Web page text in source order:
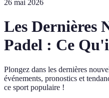
26 mai 2026
Les Dernières
Padel : Ce
Plongez dans les dernières
événements, pronostics et
ce sport populaire !